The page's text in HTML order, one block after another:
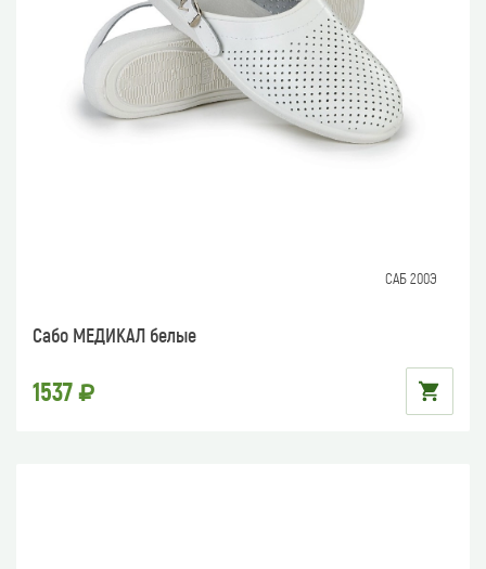
САБ 200Э
Сабо МЕДИКАЛ белые
1537